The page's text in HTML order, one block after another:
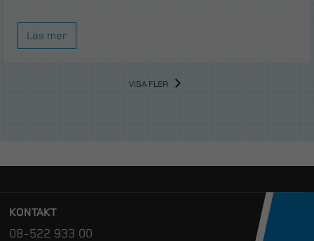
Läs mer
VISA FLER
KONTAKT
08-522 933 00